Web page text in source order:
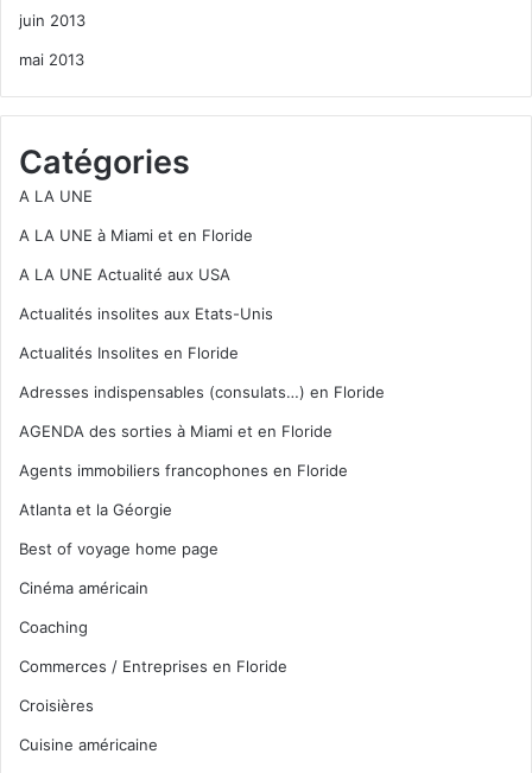
juin 2013
mai 2013
Catégories
A LA UNE
A LA UNE à Miami et en Floride
A LA UNE Actualité aux USA
Actualités insolites aux Etats-Unis
Actualités Insolites en Floride
Adresses indispensables (consulats…) en Floride
AGENDA des sorties à Miami et en Floride
Agents immobiliers francophones en Floride
Atlanta et la Géorgie
Best of voyage home page
Cinéma américain
Coaching
Commerces / Entreprises en Floride
Croisières
Cuisine américaine